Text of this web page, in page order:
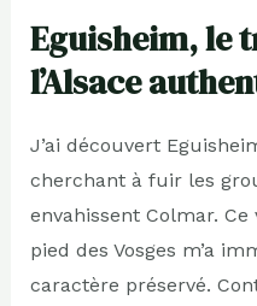
Eguisheim, le
l’Alsace
J’ai découvert
cherchant à fuir les
envahissent Colmar.
pied des Vosges m’a
caractère préservé.